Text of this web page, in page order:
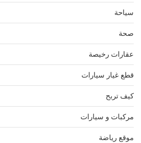
سياحة
صحة
عقارات رخيصة
قطع غيار سيارات
كيف تربح
مركبات و سيارات
موقع رياضة